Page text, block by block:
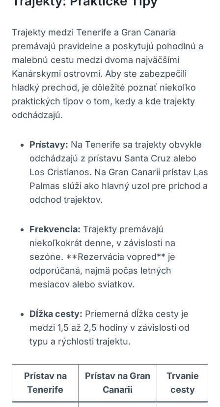
Trajekty medzi Tenerife a Gran Canaria
premávajú pravidelne a poskytujú pohodlnú a
malebnú cestu medzi dvoma najväčšími
Kanárskymi ostrovmi. Aby ste zabezpečili
hladký prechod, je dôležité poznať niekoľko
praktických tipov o tom, kedy a kde trajekty
odchádzajú.
Prístavy: Na Tenerife sa trajekty obvykle
odchádzajú z prístavu Santa Cruz alebo
Los Cristianos. Na Gran Canarii prístav Las
Palmas slúži ako hlavný uzol pre príchod a
odchod trajektov.
Frekvencia: Trajekty premávajú
niekoľkokrát denne, v závislosti na
sezóne. **Rezervácia vopred** je
odporúčaná, najmä počas letných
mesiacov alebo sviatkov.
Dĺžka cesty: Priemerná dĺžka cesty je
medzi 1,5 až 2,5 hodiny v závislosti od
typu a rýchlosti trajektu.
Prístav na
Tenerife
Prístav na Gran
Canarii
Trvanie
cesty